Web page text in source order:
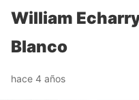
William
Blanco
hace 4 años